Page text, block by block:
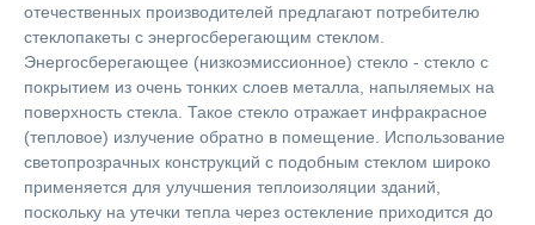
отечественных производителей предлагают потребителю
стеклопакеты с энергосберегающим стеклом.
Энергосберегающее (низкоэмиссионное) стекло - стекло с
покрытием из очень тонких слоев металла, напыляемых на
поверхность стекла. Такое стекло отражает инфракрасное
(тепловое) излучение обратно в помещение. Использование
светопрозрачных конструкций с подобным стеклом широко
применяется для улучшения теплоизоляции зданий,
поскольку на утечки тепла через остекление приходится до